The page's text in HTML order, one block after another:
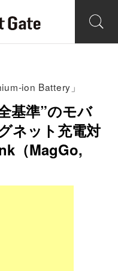
ion Battery」
基準”のモバ
ネット充電対
（MagGo,